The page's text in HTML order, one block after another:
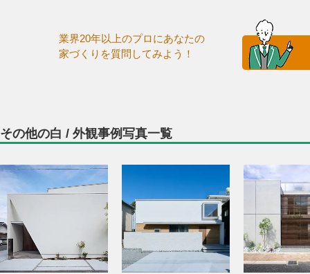
業界20年以上のプロにあなたの
家づくりを質問してみよう！
その他の白 / 外観事例写真一覧